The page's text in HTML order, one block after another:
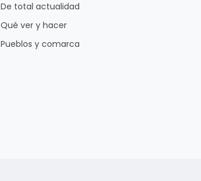
De total actualidad
Qué ver y hacer
Pueblos y comarca